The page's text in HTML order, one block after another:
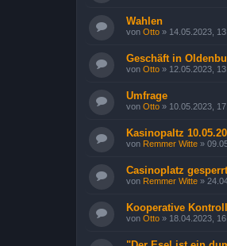
Wahlen
von Otto » 14.05.2023,
Geschäft in
von Otto » 12.05.2023,
Umfrage
von Otto » 10.05.2023,
Kasinopaltz
von Remmer Witte »
Casinoplatz gesperrt
von Remmer Witte »
Kooperative
von Otto » 18.04.2023,